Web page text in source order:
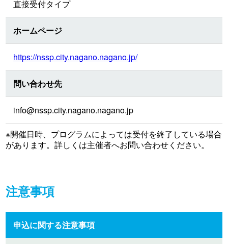
直接受付タイプ
ホームページ
https://nssp.city.nagano.nagano.jp/
問い合わせ先
info@nssp.city.nagano.nagano.jp
※開催日時、プログラムによっては受付を終了している場合
があります。詳しくは主催者へお問い合わせください。
注意事項
申込に関する注意事項